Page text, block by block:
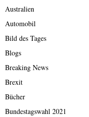
Australien
Automobil
Bild des Tages
Blogs
Breaking News
Brexit
Bücher
Bundestagswahl 2021